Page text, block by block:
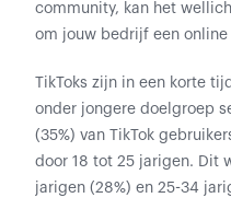
community, kan het
om jouw bedrijf een online
TikToks zijn in een korte
onder jongere doelgroep
(35%) van TikTok
door 18 tot 25 jarigen. Dit
jarigen (28%) en 25-34